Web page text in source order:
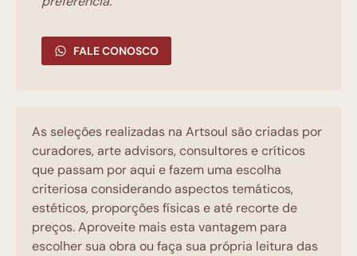
FALE CONOSCO
As seleções realizadas na Artsoul são criadas por
curadores, arte advisors, consultores e críticos
que passam por aqui e fazem uma escolha
criteriosa considerando aspectos temáticos,
estéticos, proporções físicas e até recorte de
preços. Aproveite mais esta vantagem para
escolher sua obra ou faça sua própria leitura das